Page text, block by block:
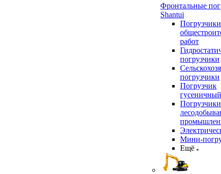
Фронтальные
Shantui
работ
погрузчики
погрузчики
Погрузчик
гусеничный
Мини-
Ещё